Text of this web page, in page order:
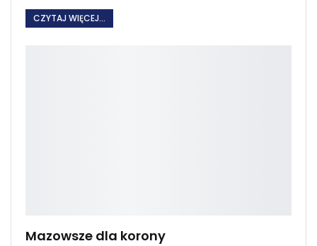
CZYTAJ WIĘCEJ...
Mazowsze dla korony